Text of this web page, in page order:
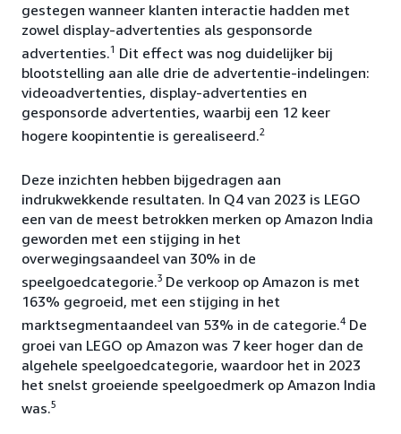
gestegen wanneer klanten interactie hadden met
zowel display-advertenties als gesponsorde
advertenties.1 Dit effect was nog duidelijker bij
blootstelling aan alle drie de advertentie-indelingen:
videoadvertenties, display-advertenties en
gesponsorde advertenties, waarbij een 12 keer
hogere koopintentie is gerealiseerd.2
Deze inzichten hebben bijgedragen aan
indrukwekkende resultaten. In Q4 van 2023 is LEGO
een van de meest betrokken merken op Amazon India
geworden met een stijging in het
overwegingsaandeel van 30% in de
speelgoedcategorie.3 De verkoop op Amazon is met
163% gegroeid, met een stijging in het
marktsegmentaandeel van 53% in de categorie.4 De
groei van LEGO op Amazon was 7 keer hoger dan de
algehele speelgoedcategorie, waardoor het in 2023
het snelst groeiende speelgoedmerk op Amazon India
was.5